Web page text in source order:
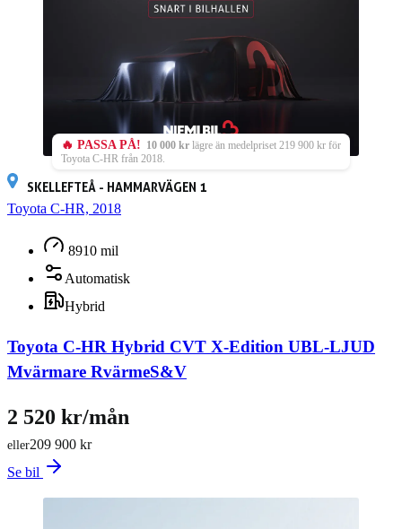
🔥 PASSA PÅ! 10 000 kr lägre än medelpriset 219 900 kr för
Toyota C-HR från 2018.
SKELLEFTEÅ - HAMMARVÄGEN 1
Toyota C-HR, 2018
8910 mil
Automatisk
Hybrid
Toyota C-HR Hybrid CVT X-Edition UBL-LJUD
Mvärmare RvärmeS&V
209 900 kr
eller
2 520 kr/mån
Se bil